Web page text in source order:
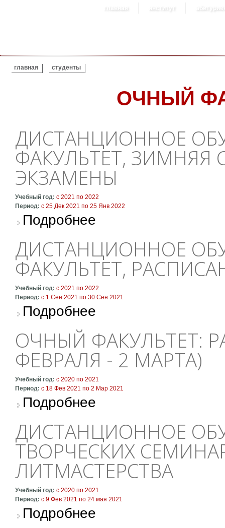
главная институт
ВЫ ЗДЕСЬ
главная студенты
ОЧНЫЙ
ДИСТАНЦИОННОЕ
ФАКУЛЬТЕТ, ЗИМНЯЯ
ЭКЗАМЕНЫ
Учебный год: с 2021 по 2022
Период: с 25 Дек 2021 по 25 Янв 2022
Подробнее
ДИСТАНЦИОННОЕ
ФАКУЛЬТЕТ,
Учебный год: с 2021 по 2022
Период: с 1 Сен 2021 по 30 Сен 2021
Подробнее
ОЧНЫЙ ФАКУЛЬТЕТ:
ФЕВРАЛЯ - 2 МАРТА)
Учебный год: с 2020по 2021
Период: с 18 Фев 2021 по 2 Мар 2021
Подробнее
ДИСТАНЦИОННОЕ
ТВОРЧЕСКИХ
ЛИТМАСТЕРСТВА
Учебный год: с 2020по 2021
Период: с 9 Фев 2021 по 24 мая 2021
Подробнее